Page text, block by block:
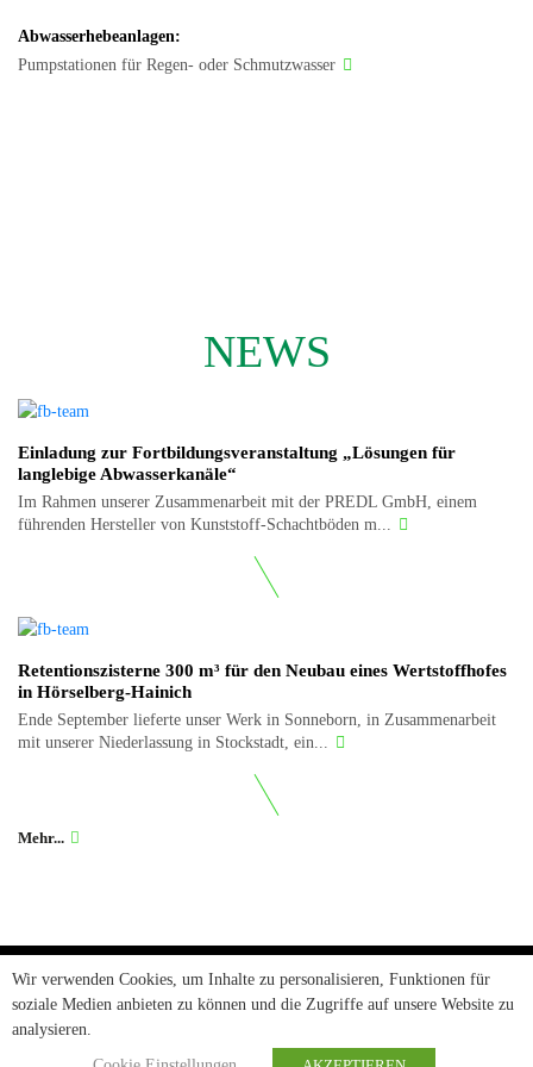
Abwasserhebeanlagen:
Pumpstationen für Regen- oder Schmutzwasser
NEWS
Einladung zur Fortbildungsveranstaltung „Lösungen für
langlebige Abwasserkanäle“
Im Rahmen unserer Zusammenarbeit mit der PREDL GmbH, einem
führenden Hersteller von Kunststoff-Schachtböden m...
Retentionszisterne 300 m³ für den Neubau eines Wertstoffhofes
in Hörselberg-Hainich
Ende September lieferte unser Werk in Sonneborn, in Zusammenarbeit
mit unserer Niederlassung in Stockstadt, ein...
Mehr...
Aktuelles Termine Downloads Newsletter Datenschutz
AGB
Wir verwenden Cookies, um Inhalte zu personalisieren, Funktionen für
soziale Medien anbieten zu können und die Zugriffe auf unsere Website zu
analysieren.